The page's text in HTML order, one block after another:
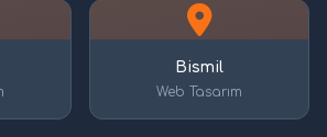
Bismil
Web Tasarım